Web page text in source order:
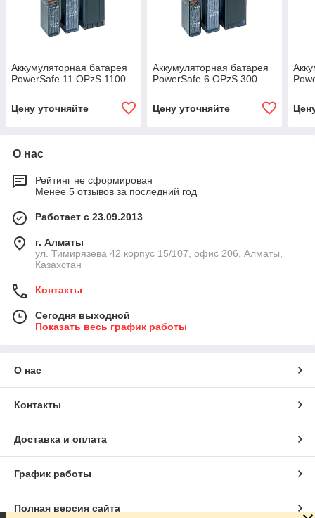
Аккумуляторная батарея
PowerSafe 11 OPzS 1100
Цену уточняйте
Аккумуляторная батарея
PowerSafe 6 OPzS 300
Цену уточняйте
О нас
Рейтинг не сформирован
Менее 5 отзывов за последний год
Работает с 23.09.2013
г. Алматы
ул. Тимирязева 42 корпус 15/107, офис 206, Алматы,
Казахстан
Контакты
Сегодня выходной
Показать весь график работы
О нас
Контакты
Доставка и оплата
График работы
Полная версия сайта